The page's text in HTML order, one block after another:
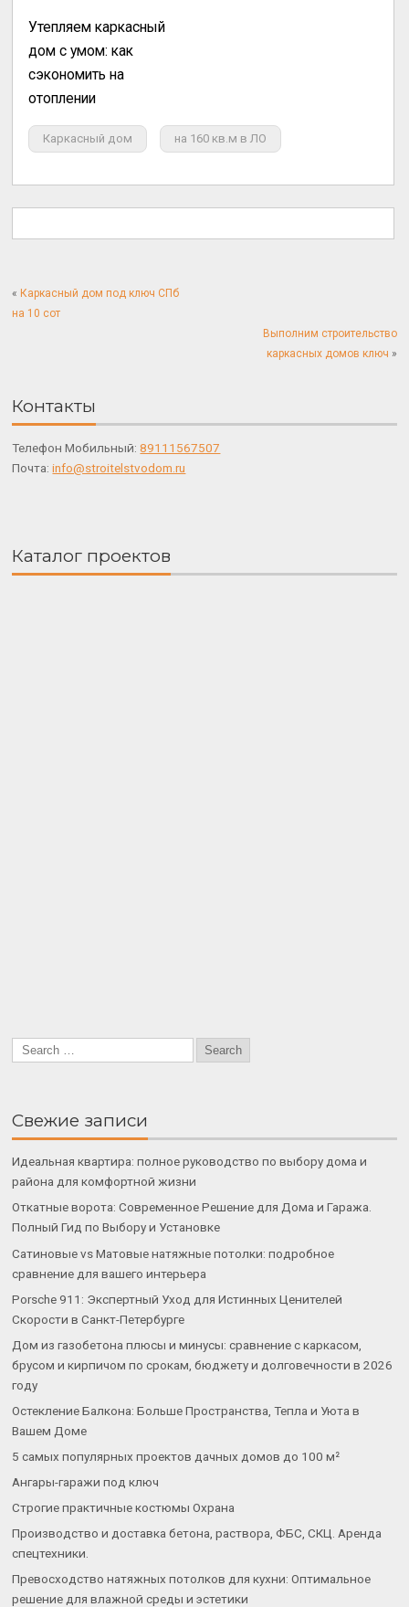
Утепляем каркасный
дом с умом: как
сэкономить на
отоплении
Каркасный дом на 160 кв.м в ЛО
« Каркасный дом под ключ СПб
на 10 сот
Выполним строительство
каркасных домов ключ »
Контакты
Телефон Мобильный:89111567507
Почта:info@stroitelstvodom.ru
Каталог проектов
Свежие записи
Идеальная квартира: полное руководство по выбору дома и
района для комфортной жизни
Откатные ворота: Современное Решение для Дома и Гаража.
Полный Гид по Выбору и Установке
Сатиновые vs Матовые натяжные потолки: подробное
сравнение для вашего интерьера
Porsche 911: Экспертный Уход для Истинных Ценителей
Скорости в Санкт-Петербурге
Дом из газобетона плюсы и минусы: сравнение с каркасом,
брусом и кирпичом по срокам, бюджету и долговечности в 2026
году
Остекление Балкона: Больше Пространства, Тепла и Уюта в
Вашем Доме
5 самых популярных проектов дачных домов до 100 м²
Ангары-гаражи под ключ
Строгие практичные костюмы Охрана
Производство и доставка бетона, раствора, ФБС, СКЦ. Аренда
спецтехники.
Превосходство натяжных потолков для кухни: Оптимальное
решение для влажной среды и эстетики